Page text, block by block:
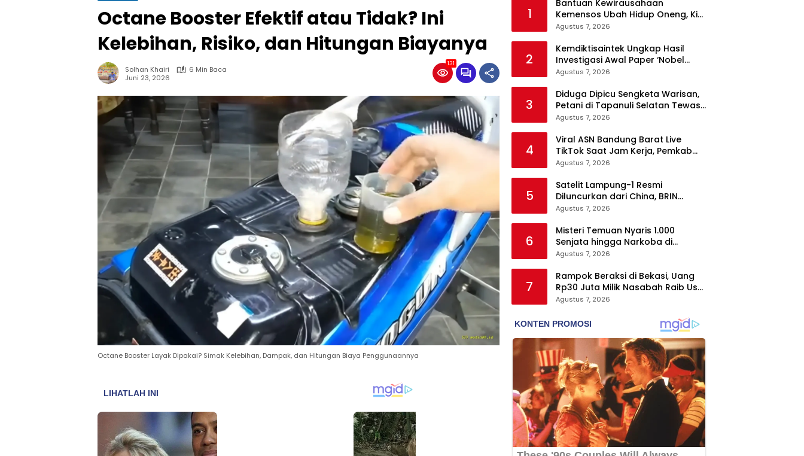
Octane Booster Efektif atau Tidak? Ini
Kelebihan, Risiko, dan Hitungan Biayanya
Solhan Khairi
6 Min Baca
Juni 23, 2026
131
Octane Booster Layak Dipakai? Simak Kelebihan, Dampak, dan Hitungan Biaya Penggunaannya
1
Bantuan Kewirausahaan
Kemensos Ubah Hidup Oneng, Kini
Tak Lagi Mengemis
Agustus 7, 2026
2
Kemdiktisaintek Ungkap Hasil
Investigasi Awal Paper ‘Nobel
MBG’, Nama Penulis Diduga
Agustus 7, 2026
3
Diduga Dipicu Sengketa Warisan,
Petani di Tapanuli Selatan Tewas
Ditikam Adik Kandung
Agustus 7, 2026
4
Viral ASN Bandung Barat Live
TikTok Saat Jam Kerja, Pemkab
Siapkan Klarifikasi
Agustus 7, 2026
5
Satelit Lampung-1 Resmi
Diluncurkan dari China, BRIN
Pastikan Keamanan Data
Agustus 7, 2026
6
Misteri Temuan Nyaris 1.000
Senjata hingga Narkoba di
Sekolah Jaksel, Polisi Masih Selidiki
Agustus 7, 2026
7
Rampok Beraksi di Bekasi, Uang
Rp30 Juta Milik Nasabah Raib Usai
Ambil dari Bank
Agustus 7, 2026